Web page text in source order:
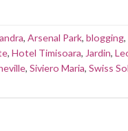
andra, Arsenal Park, blogging,
, Hotel Timisoara, Jardin,
, Siviero Maria, Swiss